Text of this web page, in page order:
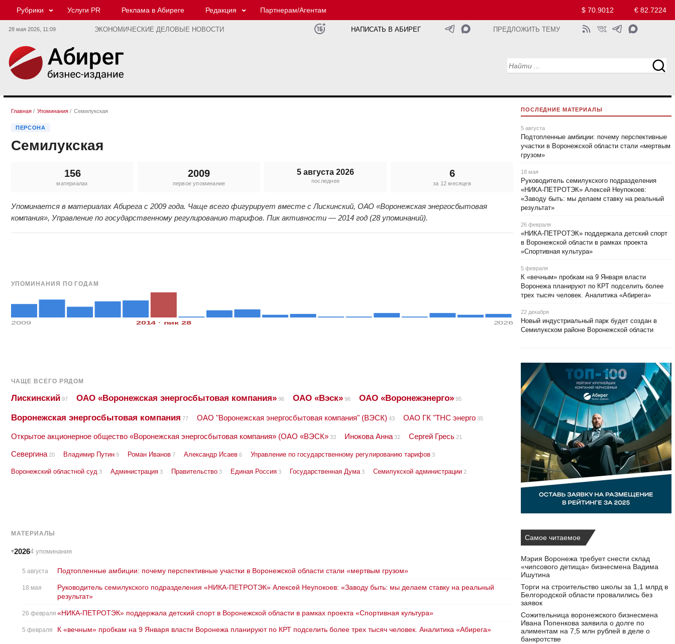
Рубрики Услуги PR Реклама в Абиреге Редакция Партнерам/Агентам $ 70.9012 € 82.7224
28 мая 2026, 11:09 ЭКОНОМИЧЕСКИЕ ДЕЛОВЫЕ НОВОСТИ НАПИСАТЬ В АБИРЕГ ПРЕДЛОЖИТЬ ТЕМУ
Главная / Упоминания / Семилукская
ПЕРСОНА
Семилукская
156
материалах
2009
первое упоминание
5 августа 2026
последнее
6
за 12 месяцев
Упоминается в материалах Абирега с 2009 года. Чаще всего фигурирует вместе с Лискинский, ОАО «Воронежская энергосбытовая
компания», Управление по государственному регулированию тарифов. Пик активности — 2014 год (28 упоминаний).
УПОМИНАНИЯ ПО ГОДАМ
2009 2014 · пик 28 2026
ЧАЩЕ ВСЕГО РЯДОМ
Лискинский 97 ОАО «Воронежская энергосбытовая компания» 96 ОАО «Вэск» 96 ОАО «Воронежэнерго» 95
Воронежская энергосбытовая компания 77 ОАО "Воронежская энергосбытовая компания" (ВЭСК) 43 ОАО ГК "ТНС энерго 35
Открытое акционерное общество «Воронежская энергосбытовая компания» (ОАО «ВЭСК» 33 Инокова Анна 32 Сергей Гресь 21
Севергина 20 Владимир Путин 9 Роман Иванов 7 Александр Исаев 6 Управление по государственному регулированию тарифов 3
Воронежский областной суд 3 Администрация 3 Правительство 3 Единая Россия 3 Государственная Дума 3 Семилукской администрации 2
МАТЕРИАЛЫ
20264 упоминания
5 августа Подтопленные амбиции: почему перспективные участки в Воронежской области стали «мертвым грузом»
18 мая
Руководитель семилукского подразделения «НИКА‑ПЕТРОТЭК» Алексей Неупокоев: «Заводу быть: мы делаем ставку на реальный
результат»
26 февраля «НИКА-ПЕТРОТЭК» поддержала детский спорт в Воронежской области в рамках проекта «Спортивная культура»
5 февраля К «вечным» пробкам на 9 Января власти Воронежа планируют по КРТ подселить более трех тысяч человек. Аналитика «Абирега»
ПОСЛЕДНИЕ МАТЕРИАЛЫ
5 августа
Подтопленные амбиции: почему перспективные
участки в Воронежской области стали «мертвым
грузом»
18 мая
Руководитель семилукского подразделения
«НИКА‑ПЕТРОТЭК» Алексей Неупокоев:
«Заводу быть: мы делаем ставку на реальный
результат»
26 февраля
«НИКА-ПЕТРОТЭК» поддержала детский спорт
в Воронежской области в рамках проекта
«Спортивная культура»
5 февраля
К «вечным» пробкам на 9 Января власти
Воронежа планируют по КРТ подселить более
трех тысяч человек. Аналитика «Абирега»
22 декабря
Новый индустриальный парк будет создан в
Семилукском районе Воронежской области
Самое читаемое
Мэрия Воронежа требует снести склад
«чипсового детища» бизнесмена Вадима
Ишутина
Торги на строительство школы за 1,1 млрд в
Белгородской области провалились без
заявок
Сожительница воронежского бизнесмена
Ивана Попенкова заявила о долге по
алиментам на 7,5 млн рублей в деле о
банкротстве